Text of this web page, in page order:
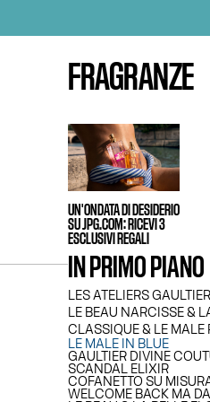
FRAGRANZE
UN'ONDATA DI DESIDERIO
SU JPG.COM: RICEVI 3
ESCLUSIVI REGALI
IN PRIMO PIANO
LES ATELIERS GAULTIER
LE BEAU NARCISSE &
CLASSIQUE & LE MALE
LE MALE IN BLUE
GAULTIER DIVINE
SCANDAL ELIXIR
COFANETTO SU
WELCOME BACK MA